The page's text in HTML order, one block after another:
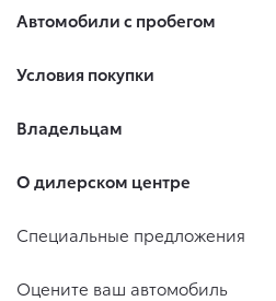
Автомобили с пробегом
Условия покупки
Владельцам
О дилерском центре
Специальные предложения
Оцените ваш автомобиль